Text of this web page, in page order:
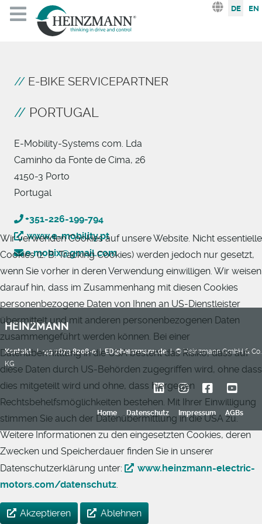
Sprache
DE EN
E-BIKE SERVICEPARTNER
PORTUGAL
E-Mobility-Systems com. Lda
Caminho da Fonte de Cima, 26
4150-3 Porto
Portugal
+351-226-199-794
www.e-mobility.pt
e.mobix@gmail.com
HEINZMANN
Kontakt I+49 7673 8208-0IED@heinzmann.deI © Heinzmann GmbH & Co.
KG
Home Datenschutz Impressum AGBs
Wir verwenden Cookies auf unsere Website. Nicht essentielle
Cookies (z. B. Tracking Cookies) werden jedoch nur gesetzt,
wenn Sie vorher in deren Verwendung einwilligen. Wir weisen
darauf hin, dass im Zusammenhang mit diesen Cookies
personenbezogene Daten von Ihnen an US-Dienstleister
übermittelt und mit anderen personenbezogenen Daten
zusammengeführt werden können. Bei einer
Datenübermittlung in die USA besteht das Risiko, dass auf
diese Daten durch US-Behörden zugegriffen wird, ohne dass
dies mitgeteilt wird und ohne, dass hiergegen
Rechtsbehelfsmöglichkeiten bestehen. Mit Ihrer Einwilligung
stimmen Sie auch der Datenübermittlung in die USA zu.
Weitere Informationen zu den eingesetzten Cookies, deren
Zwecken und Speicherdauer finden Sie in unserer
Datenschutzerklärung unter:
www.heinzmann-electric-
motors.com/datenschutz.
Akzeptieren Ablehnen